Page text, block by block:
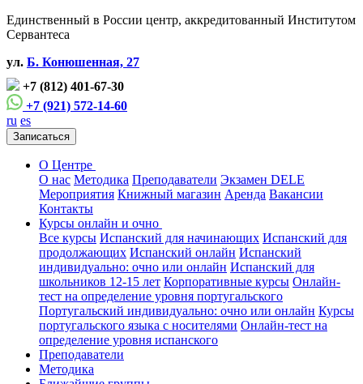
Единственный в России центр, аккредитованный Институтом
Сервантеса
ул. Б. Конюшенная, 27
+7 (812) 401-67-30
+7 (921) 572-14-60
ru es
Записаться
О Центре
О нас Методика Преподаватели Экзамен DELE
Мероприятия Книжный магазин Аренда Вакансии
Контакты
Курсы онлайн и очно
Все курсы Испанский для начинающих Испанский для
продолжающих Испанский онлайн Испанский
индивидуально: очно или онлайн Испанский для
школьников 12-15 лет Корпоративные курсы Онлайн-
тест на определение уровня португальского
Португальский индивидуально: очно или онлайн Курсы
португальского языка с носителями Онлайн-тест на
определение уровня испанского
Преподаватели
Методика